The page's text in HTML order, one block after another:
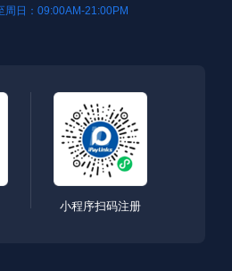
周日：09:00AM-21:00PM
小程序扫码注册